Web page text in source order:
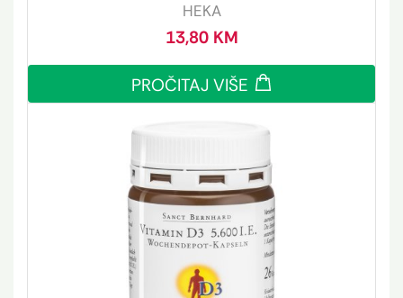
HEKA
13,80 KM
PROČITAJ VIŠE